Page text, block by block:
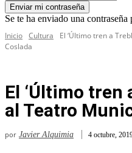
Se te ha enviado una
Inicio Cultura
El ‘Último tren a
Coslada
El ‘Último tren
al Teatro
por Javier Alquimia 4 octubre,